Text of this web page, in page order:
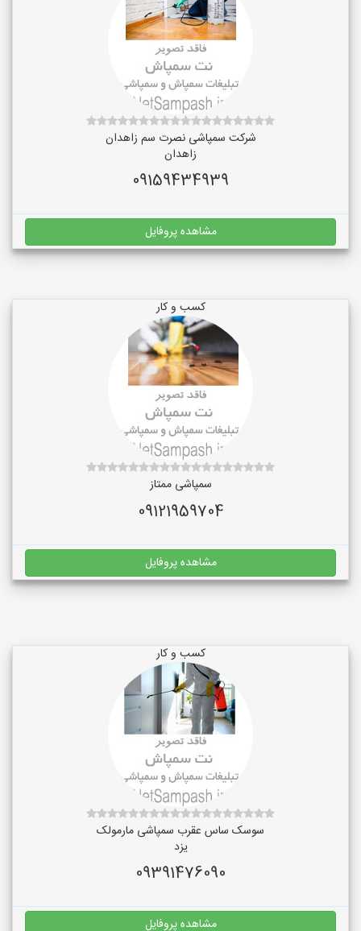
شرکت سمپاشی نصرت سم زاهدان
زاهدان
09159434939
مشاهده پروفایل
کسب و کار
سمپاشی ممتاز
09121959704
مشاهده پروفایل
کسب و کار
سوسک ساس عقرب سمپاشی مارمولک
یزد
09391476090
مشاهده پروفایل